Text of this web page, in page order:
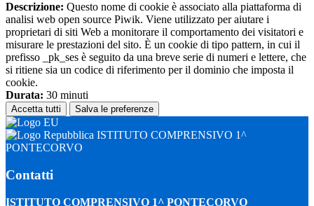
Descrizione: Questo nome di cookie è associato alla piattaforma di
analisi web open source Piwik. Viene utilizzato per aiutare i
proprietari di siti Web a monitorare il comportamento dei visitatori e
misurare le prestazioni del sito. È un cookie di tipo pattern, in cui il
prefisso _pk_ses è seguito da una breve serie di numeri e lettere, che
si ritiene sia un codice di riferimento per il dominio che imposta il
cookie.
Durata: 30 minuti
Accetta tutti Salva le preferenze
ISTITUTO COMPRENSIVO 1^
PONTECORVO
Contatti
ISTITUTO COMPRENSIVO 1^ PONTECORVO